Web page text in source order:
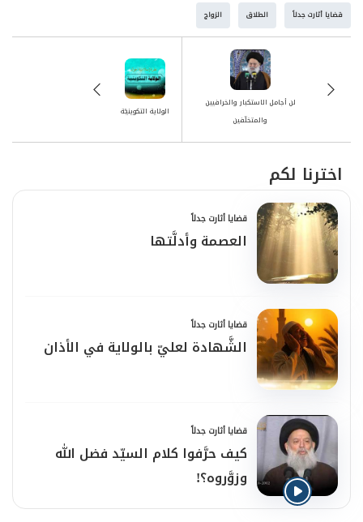
الباب الذي أغلق عليها من جانب، فُتِح لها من
جوانب أخرى".
* من كتاب "دنيا المرأة".
قضايا أثارت جدلاً الطلاق الزواج
الولاية التكوينيـَّة
لن أجامل الاستكبار والخرافيين
والمتخلّفين
اخترنا لكم
قضايا أثارت جدلاً
العصمة وأدلَّتها
قضايا أثارت جدلاً
الشَّهادة لعليّ بالولاية في الأذان
قضايا أثارت جدلاً
كيف حرَّفوا كلام السيّد فضل الله
وزوَّروه؟!